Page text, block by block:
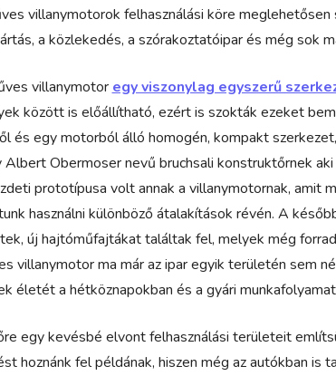
villanymotorok felhasználási köre
a közlekedés, a szórakoztatóipar és még sok
villanymotor egy viszonylag egyszerű
között is előállítható, ezért is szokták ezeket
és egy motorból álló homogén, kompakt
Obermoser nevű bruchsali konstruktőrnek
prototípusa volt annak a villanymotornak, amit
használni különböző átalakítások révén. A
új hajtóműfajtákat találtak fel, melyek még
villanymotor ma már az ipar egyik területén sem
életét a hétköznapokban és a gyári
egy kevésbé elvont felhasználási területeit
hoznánk fel példának, hiszen még az autókban is